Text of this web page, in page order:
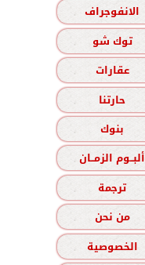
الانفوجراف
توك شو
عقارات
حارتنا
بنوك
ألبــوم الزمــان
ترجمة
من نحن
الخصوصية